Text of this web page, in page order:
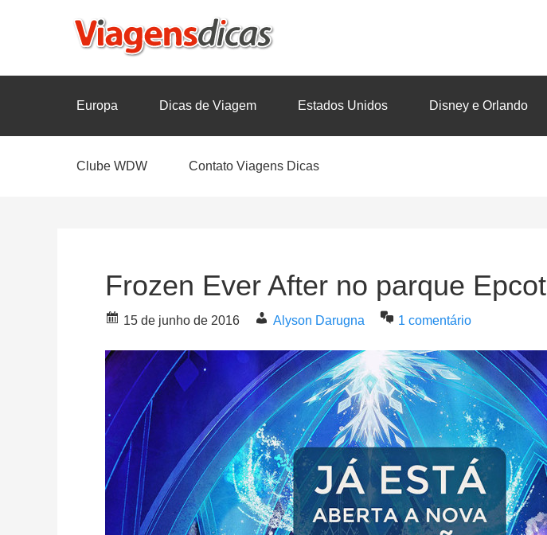
Europa Dicas de Viagem Estados Unidos Disney e Orlando
Clube WDW Contato Viagens Dicas
Frozen Ever After no parque Epcot
15 de junho de 2016 Alyson Darugna 1 comentário